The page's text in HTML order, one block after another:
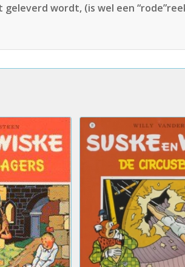
wordt, (is wel een